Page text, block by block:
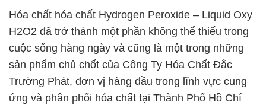
Hóa chất hóa chất Hydrogen Peroxide – Liquid Oxy
H2O2 đã trở thành một phần không thể thiếu trong
cuộc sống hàng ngày và cũng là một trong những
sản phẩm chủ chốt của Công Ty Hóa Chất Đắc
Trường Phát, đơn vị hàng đầu trong lĩnh vực cung
ứng và phân phối hóa chất tại Thành Phố Hồ Chí